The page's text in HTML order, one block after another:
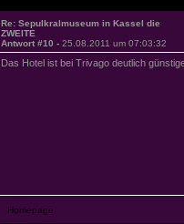
Re: Sepulkralmuseum in Kassel die
ZWEITE
Antwort #10 - 25.08.2011 um 07:03:32
Das Hotel ist bei Trivago deutlich